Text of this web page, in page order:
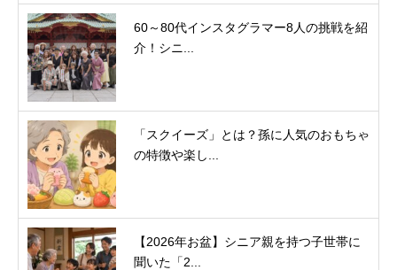
60～80代インスタグラマー8人の挑戦を紹
介！シニ...
「スクイーズ」とは？孫に人気のおもちゃ
の特徴や楽し...
【2026年お盆】シニア親を持つ子世帯に
聞いた「2...